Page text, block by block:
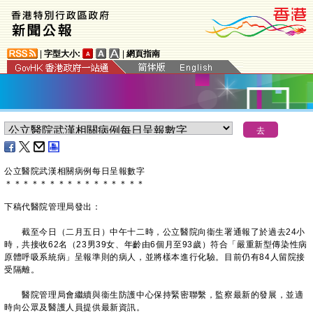
字型大小: 網頁指南
公立醫院武漢相關病例每日呈報數字
＊ ＊ ＊ ＊ ＊ ＊ ＊ ＊ ＊ ＊ ＊ ＊ ＊ ＊ ＊ ＊
下稿代醫院管理局發出：
截至今日（二月五日）中午十二時，公立醫院向衞生署通報了於過去24小
時，共接收62名（23男39女、年齡由6個月至93歲）符合「嚴重新型傳染性病
原體呼吸系統病」呈報準則的病人，並將樣本進行化驗。目前仍有84人留院接
受隔離。
醫院管理局會繼續與衞生防護中心保持緊密聯繫，監察最新的發展，並適
時向公眾及醫護人員提供最新資訊。